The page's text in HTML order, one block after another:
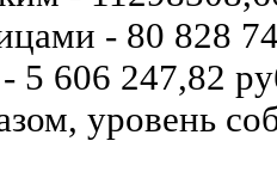
- 80 828
5 606 247,82
уровень